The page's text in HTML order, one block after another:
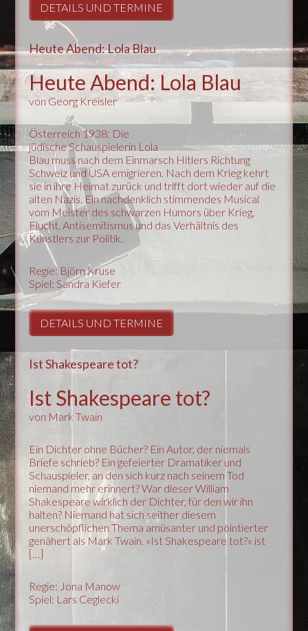
DETAILS UND TERMINE
Heute Abend: Lola Blau
Heute Abend: Lola Blau
von Georg Kreisler
Österreich 1938: Die
jüdische Schauspielerin Lola
Blau muss nach dem Einmarsch Hitlers Richtung
Schweiz und USA emigrieren. Nach dem Krieg kehrt
sie in ihre Heimat zurück und trifft dort wieder auf die
alten Nazis. Ein nachdenklich stimmendes Musical
vom Meister des schwarzen Humors über Krieg,
Flucht, Antisemitismus und das Verhältnis des
Künstlers zur Politik.
Regie: Björn Kruse
Spiel: Sandra Kiefer
DETAILS UND TERMINE
Ist Shakespeare tot?
Ist Shakespeare tot?
von Mark Twain
Ein Dichter ohne Bücher? Ein Autor, der niemals
Briefe schrieb? Ein gefeierter Dramatiker und
Schauspieler, an den sich kurz nach seinem Tod
niemand mehr erinnert? War dieser William
Shakespeare wirklich der Dichter, für den wir ihn
halten? Niemand hat sich seither diesem
unerschöpflichen Thema amüsanter und pointierter
genähert als Mark Twain. »Ist Shakespeare tot?« ist
[…]
Regie: Jona Manow
Spiel: Lars Ceglecki